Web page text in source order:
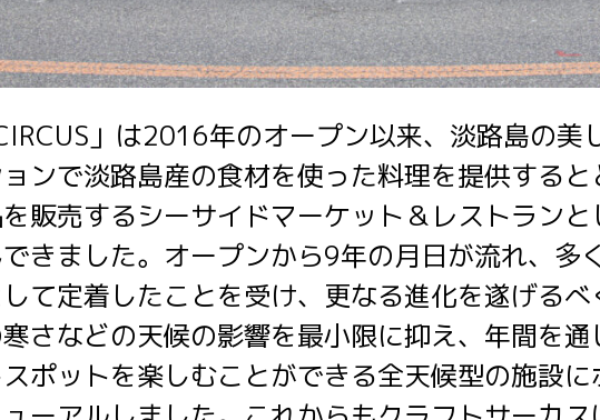
」は2016年のオープン以来、淡路島の美
ンで淡路島産の食材を使った料理を提供する
販売するシーサイドマーケット＆レストラン
きました。オープンから9年の月日が流れ、多
て定着したことを受け、更なる進化を遂げる
さなどの天候の影響を最小限に抑え、年間を
ポットを楽しむことができる全天候型の施設